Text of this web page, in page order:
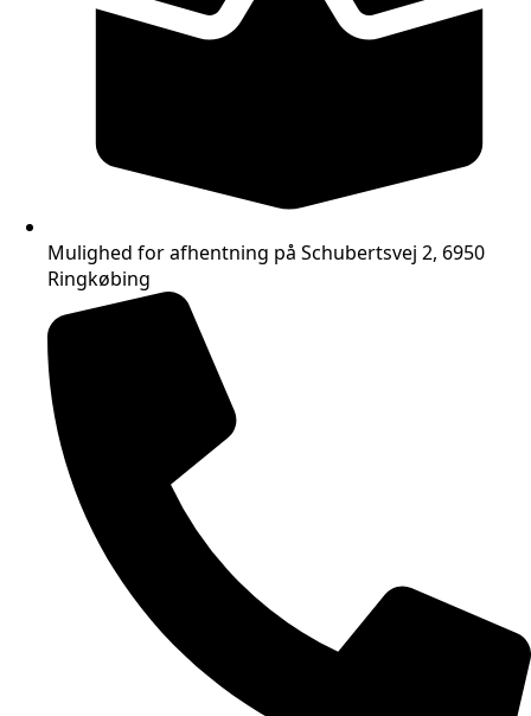
Mulighed for afhentning på Schubertsvej 2, 6950
Ringkøbing